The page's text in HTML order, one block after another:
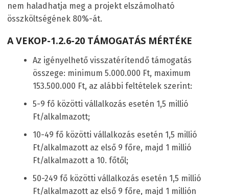
nem haladhatja meg a projekt elszámolható
összköltségének 80%-át.
A VEKOP-1.2.6-20 TÁMOGATÁS MÉRTÉKE
Az igényelhető visszatérítendő támogatás
összege: minimum 5.000.000 Ft, maximum
153.500.000 Ft, az alábbi feltételek szerint:
5-9 fő közötti vállalkozás esetén 1,5 millió
Ft/alkalmazott;
10-49 fő közötti vállalkozás esetén 1,5 millió
Ft/alkalmazott az első 9 főre, majd 1 millió
Ft/alkalmazott a 10. főtől;
50-249 fő közötti vállalkozás esetén 1,5 millió
Ft/alkalmazott az első 9 főre, majd 1 millión